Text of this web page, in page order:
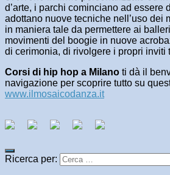
d’arte, i parchi cominciano ad essere
adottano nuove tecniche nell’uso dei
in maniera tale da permettere ai
movimenti del boogie in nuove
di cerimonia, di rivolgere i propri inviti
Corsi di hip hop a Milano ti dà il
navigazione per scoprire tutto su
www.ilmosaicodanza.it
Ricerca per: